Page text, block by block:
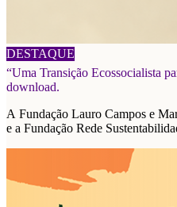
DESTAQUE
06/08/2026
“Uma Transição Ecossocialista
download.
A Fundação Lauro Campos e
e a Fundação Rede